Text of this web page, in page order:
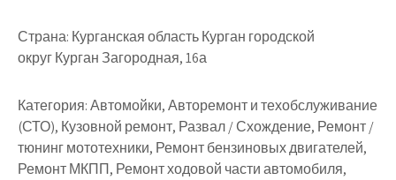
Страна: Курганская область Курган городской
округ Курган Загородная, 16а
Категория:Автомойки, Авторемонт и техобслуживание
(СТО), Кузовной ремонт, Развал / Схождение, Ремонт /
тюнинг мототехники, Ремонт бензиновых двигателей,
Ремонт МКПП, Ремонт ходовой части автомобиля,